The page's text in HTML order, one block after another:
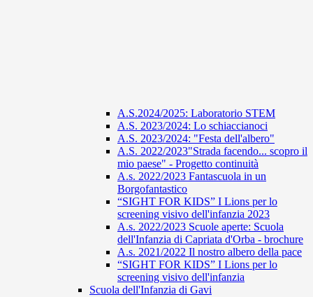
A.S.2024/2025: Laboratorio STEM
A.S. 2023/2024: Lo schiaccianoci
A.S. 2023/2024: "Festa dell'albero"
A.S. 2022/2023"Strada facendo... scopro il
mio paese" - Progetto continuità
A.s. 2022/2023 Fantascuola in un
Borgofantastico
“SIGHT FOR KIDS” I Lions per lo
screening visivo dell'infanzia 2023
A.s. 2022/2023 Scuole aperte: Scuola
dell'Infanzia di Capriata d'Orba - brochure
A.s. 2021/2022 Il nostro albero della pace
“SIGHT FOR KIDS” I Lions per lo
screening visivo dell'infanzia
Scuola dell'Infanzia di Gavi